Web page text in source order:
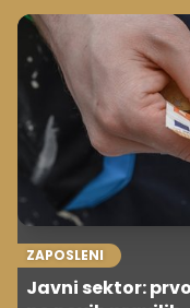
bodo zaključili
sektorju plače s
za poslance
mandatom. kako
ZAPOSLENI
Javni sektor: